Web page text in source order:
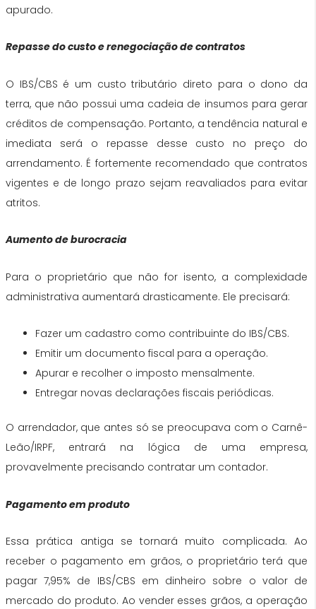
apurado.
Repasse do custo e renegociação de contratos
O IBS/CBS é um custo tributário direto para o dono da
terra, que não possui uma cadeia de insumos para gerar
créditos de compensação. Portanto, a tendência natural e
imediata será o repasse desse custo no preço do
arrendamento. É fortemente recomendado que contratos
vigentes e de longo prazo sejam reavaliados para evitar
atritos.
Aumento de burocracia
Para o proprietário que não for isento, a complexidade
administrativa aumentará drasticamente. Ele precisará:
Fazer um cadastro como contribuinte do IBS/CBS.
Emitir um documento fiscal para a operação.
Apurar e recolher o imposto mensalmente.
Entregar novas declarações fiscais periódicas.
O arrendador, que antes só se preocupava com o Carnê-
Leão/IRPF, entrará na lógica de uma empresa,
provavelmente precisando contratar um contador.
Pagamento em produto
Essa prática antiga se tornará muito complicada. Ao
receber o pagamento em grãos, o proprietário terá que
pagar 7,95% de IBS/CBS em dinheiro sobre o valor de
mercado do produto. Ao vender esses grãos, a operação